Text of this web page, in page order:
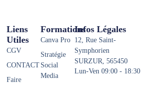
Formations
Canva Pro
Stratégie
Social
Media
Liens
Utiles
CGV
CONTACT
Faire
Infos Légales
12, Rue Saint-
Symphorien
SURZUR, 565450
Lun-Ven 09:00 - 18:30